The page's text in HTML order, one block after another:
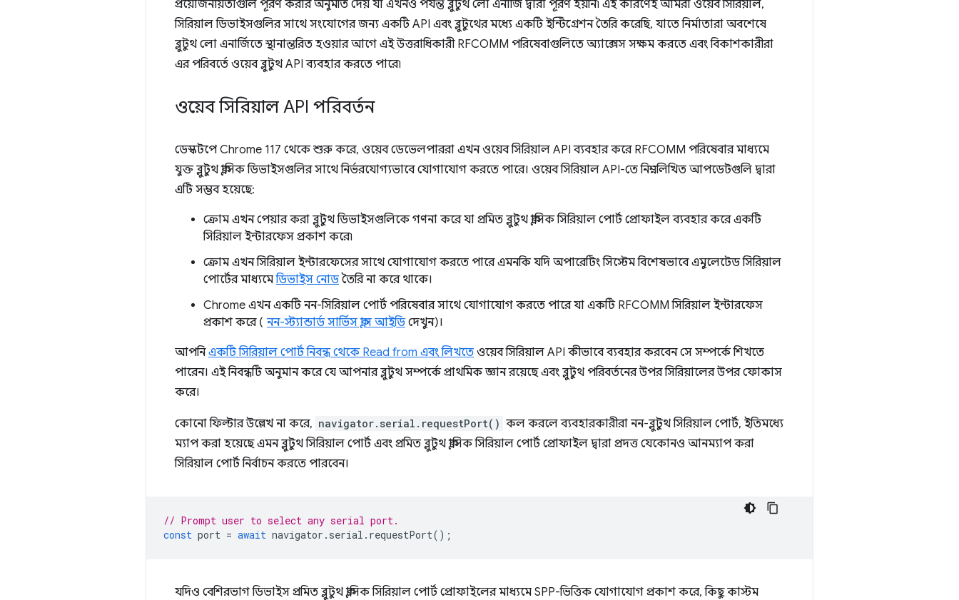
প্রয়োজনীয়তাগুলি পূরণ করার অনুমতি দেয় যা এখনও পর্যন্ত ব্লুটুথ লো এনার্জি দ্বারা পূরণ হয়নি৷ এই কারণেই আমরা ওয়েব সিরিয়াল,
সিরিয়াল ডিভাইসগুলির সাথে সংযোগের জন্য একটি API এবং ব্লুটুথের মধ্যে একটি ইন্টিগ্রেশন তৈরি করেছি, যাতে নির্মাতারা অবশেষে
ব্লুটুথ লো এনার্জিতে স্থানান্তরিত হওয়ার আগে এই উত্তরাধিকারী RFCOMM পরিষেবাগুলিতে অ্যাক্সেস সক্ষম করতে এবং বিকাশকারীরা
এর পরিবর্তে ওয়েব ব্লুটুথ API ব্যবহার করতে পারে৷
ওয়েব সিরিয়াল API পরিবর্তন
ডেস্কটপে Chrome 117 থেকে শুরু করে, ওয়েব ডেভেলপাররা এখন ওয়েব সিরিয়াল API ব্যবহার করে RFCOMM পরিষেবার মাধ্যমে
যুক্ত ব্লুটুথ ক্লাসিক ডিভাইসগুলির সাথে নির্ভরযোগ্যভাবে যোগাযোগ করতে পারে। ওয়েব সিরিয়াল API-তে নিম্নলিখিত আপডেটগুলি দ্বারা
এটি সম্ভব হয়েছে:
ক্রোম এখন পেয়ার করা ব্লুটুথ ডিভাইসগুলিকে গণনা করে যা প্রমিত ব্লুটুথ ক্লাসিক সিরিয়াল পোর্ট প্রোফাইল ব্যবহার করে একটি
সিরিয়াল ইন্টারফেস প্রকাশ করে৷
ক্রোম এখন সিরিয়াল ইন্টারফেসের সাথে যোগাযোগ করতে পারে এমনকি যদি অপারেটিং সিস্টেম বিশেষভাবে এমুলেটেড সিরিয়াল
পোর্টের মাধ্যমেডিভাইস নোডতৈরি না করে থাকে।
Chrome এখন একটি নন-সিরিয়াল পোর্ট পরিষেবার সাথে যোগাযোগ করতে পারে যা একটি RFCOMM সিরিয়াল ইন্টারফেস
প্রকাশ করে ( নন-স্ট্যান্ডার্ড সার্ভিস ক্লাস আইডিদেখুন)।
আপনিএকটি সিরিয়াল পোর্ট নিবন্ধ থেকে Read from এবং লিখতে ওয়েব সিরিয়াল API কীভাবে ব্যবহার করবেন সে সম্পর্কে শিখতে
পারেন। এই নিবন্ধটি অনুমান করে যে আপনার ব্লুটুথ সম্পর্কে প্রাথমিক জ্ঞান রয়েছে এবং ব্লুটুথ পরিবর্তনের উপর সিরিয়ালের উপর ফোকাস
করে।
কোনো ফিল্টার উল্লেখ না করে, navigator.serial.requestPort() কল করলে ব্যবহারকারীরা নন-ব্লুটুথ সিরিয়াল পোর্ট, ইতিমধ্যে
ম্যাপ করা হয়েছে এমন ব্লুটুথ সিরিয়াল পোর্ট এবং প্রমিত ব্লুটুথ ক্লাসিক সিরিয়াল পোর্ট প্রোফাইল দ্বারা প্রদত্ত যেকোনও আনম্যাপ করা
সিরিয়াল পোর্ট নির্বাচন করতে পারবেন।
// Prompt user to select any serial port.
const port = await navigator . serial . requestPort();
যদিও বেশিরভাগ ডিভাইস প্রমিত ব্লুটুথ ক্লাসিক সিরিয়াল পোর্ট প্রোফাইলের মাধ্যমে SPP-ভিত্তিক যোগাযোগ প্রকাশ করে, কিছু কাস্টম